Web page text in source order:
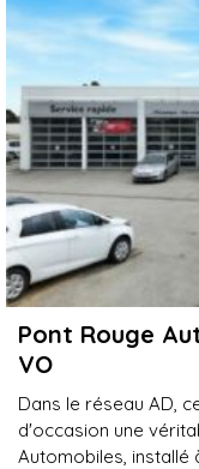
Pont Rouge
VO
Dans le réseau AD,
d'occasion une
Automobiles, installé